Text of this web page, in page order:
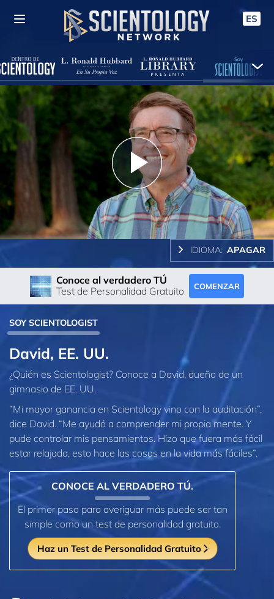
ES
Play
Video
IDIOMA: APAGAR
Conoce al verdadero TÚ
Test de Personalidad Gratuito
COMENZAR
SOY SCIENTOLOGIST
David, EE. UU.
¿Quién es Scientologist? Conoce a David, dueño de un
gimnasio de EE. UU.
“Mi mayor ganancia en Scientology vino con la auditación”,
dice David. “Me ayudó a comprender mi propia mente. Y
pude controlar mis pensamientos. Hizo que fuera más fácil
estar relajado, esto hace las cosas en la vida más fáciles”.
CONOCE AL VERDADERO TÚ.
El primer paso para averiguar más puede ser tan
simple como un test de personalidad gratuito.
Haz un Test de Personalidad Gratuito